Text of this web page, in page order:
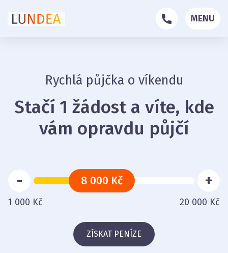
MENU
Rychlá půjčka o víkendu
Stačí 1 žádost a víte, kde
vám opravdu půjčí
8 000 Kč
- +
1 000 Kč 20 000 Kč
ZÍSKAT PENÍZE